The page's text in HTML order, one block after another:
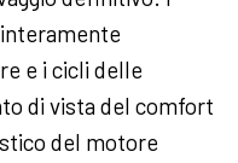
e i cicli delle
di vista del comfort
del motore